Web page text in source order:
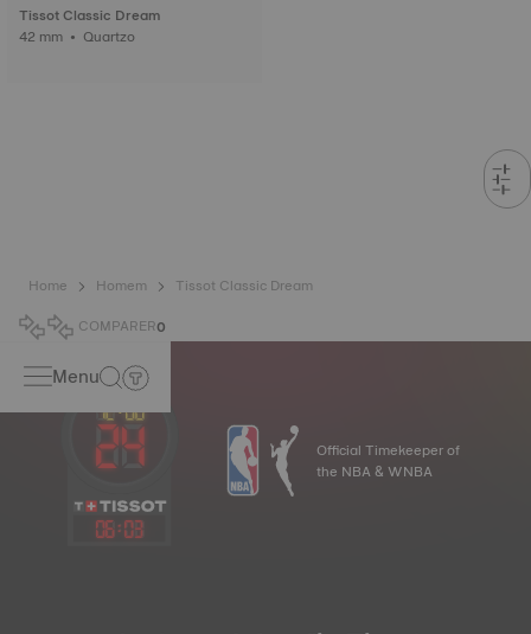
Tissot Classic Dream
42 mm • Quartzo
Home Homem
Tissot Classic Dream
COMPARER0
Menu
06:03
Official Timekeeper of
the NBA & WNBA